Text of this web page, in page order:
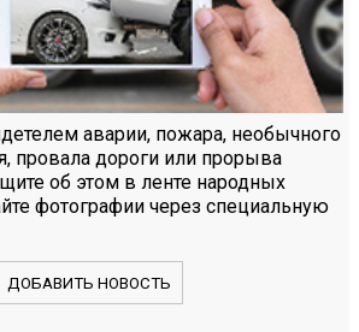
аварии, пожара, необычного
провала дороги или прорыва
об этом в ленте народных
фотографии через специальную
ДОБАВИТЬ НОВОСТЬ